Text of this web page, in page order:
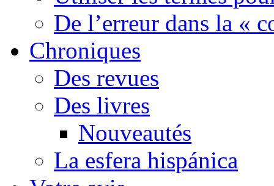
De l’erreur dans la «
Chroniques
Des revues
Des livres
Nouveautés
La esfera hispánica